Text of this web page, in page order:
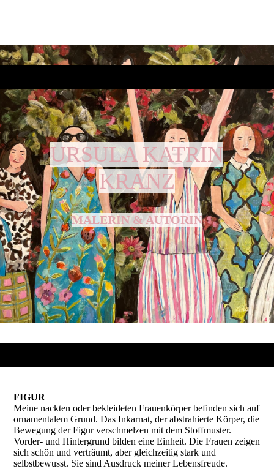
URSULA KATRIN
KRANZ
MALERIN & AUTORIN
FIGUR
Meine nackten oder bekleideten Frauenkörper befinden sich auf
ornamentalem Grund. Das Inkarnat, der abstrahierte Körper, die
Bewegung der Figur verschmelzen mit dem Stoffmuster.
Vorder- und Hintergrund bilden eine Einheit. Die Frauen zeigen
sich schön und verträumt, aber gleichzeitig stark und
selbstbewusst. Sie sind Ausdruck meiner Lebensfreude.